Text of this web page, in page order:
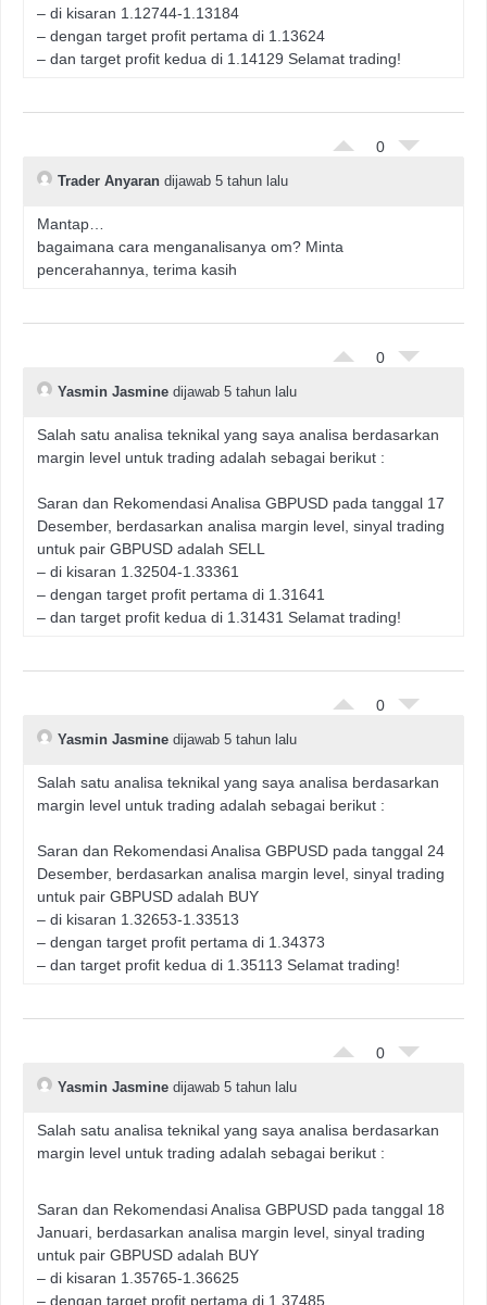
– di kisaran 1.12744-1.13184
– dengan target profit pertama di 1.13624
– dan target profit kedua di 1.14129 Selamat trading!
0
Trader Anyaran dijawab 5 tahun lalu
Mantap…
bagaimana cara menganalisanya om? Minta
pencerahannya, terima kasih
0
Yasmin Jasmine dijawab 5 tahun lalu
Salah satu analisa teknikal yang saya analisa berdasarkan
margin level untuk trading adalah sebagai berikut :
Saran dan Rekomendasi Analisa GBPUSD pada tanggal 17
Desember, berdasarkan analisa margin level, sinyal trading
untuk pair GBPUSD adalah SELL
– di kisaran 1.32504-1.33361
– dengan target profit pertama di 1.31641
– dan target profit kedua di 1.31431 Selamat trading!
0
Yasmin Jasmine dijawab 5 tahun lalu
Salah satu analisa teknikal yang saya analisa berdasarkan
margin level untuk trading adalah sebagai berikut :
Saran dan Rekomendasi Analisa GBPUSD pada tanggal 24
Desember, berdasarkan analisa margin level, sinyal trading
untuk pair GBPUSD adalah BUY
– di kisaran 1.32653-1.33513
– dengan target profit pertama di 1.34373
– dan target profit kedua di 1.35113 Selamat trading!
0
Yasmin Jasmine dijawab 5 tahun lalu
Salah satu analisa teknikal yang saya analisa berdasarkan
margin level untuk trading adalah sebagai berikut :
Saran dan Rekomendasi Analisa GBPUSD pada tanggal 18
Januari, berdasarkan analisa margin level, sinyal trading
untuk pair GBPUSD adalah BUY
– di kisaran 1.35765-1.36625
– dengan target profit pertama di 1.37485